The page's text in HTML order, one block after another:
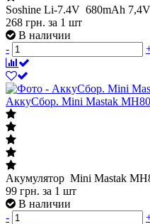
Soshine Li-7.4V 680mAh
268 грн. за 1 шт
В наличии
-
АккуСбор. Mini Mastak
Акумулятор Mini Mastak
99 грн. за 1 шт
В наличии
-